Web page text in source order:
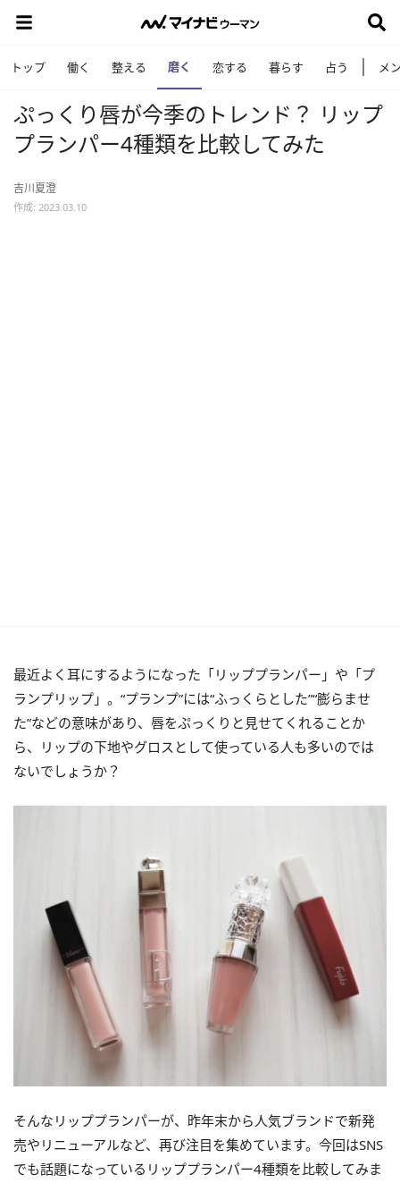
トップ 働く 整える 磨く 恋する 暮らす 占う メ
ぷっくり唇が今季のトレンド？ リップ
プランパー4種類を比較してみた
吉川夏澄
作成: 2023.03.10
最近よく耳にするようになった「リッププランパー」や「プ
ランプリップ」。“プランプ”には“ふっくらとした”“膨らませ
た”などの意味があり、唇をぷっくりと見せてくれることか
ら、リップの下地やグロスとして使っている人も多いのでは
ないでしょうか？
そんなリッププランパーが、昨年末から人気ブランドで新発
売やリニューアルなど、再び注目を集めています。今回はSNS
でも話題になっているリッププランパー4種類を比較してみま